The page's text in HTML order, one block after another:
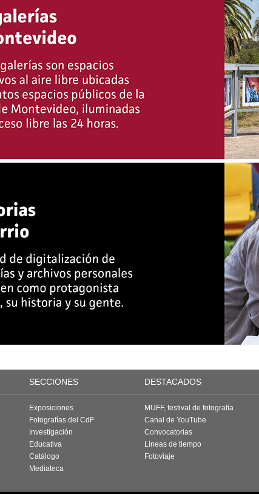
SECCIONES DESTACADOS
Exposiciones
Fotografías del CdF
Investigación
Educativa
Catálogo
Mediateca
MUFF, festival de fotografía
Canal de YouTube
Convocatorias
Líneas de tiempo
Fotoviaje